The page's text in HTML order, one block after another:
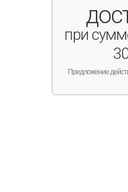
при
Предложение